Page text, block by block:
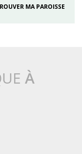
MA PAROISSE
À